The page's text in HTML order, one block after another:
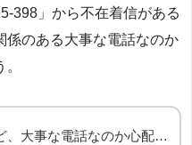
398」から不在着信がある
係のある大事な電話なのか
、大事な電話なのか心配…